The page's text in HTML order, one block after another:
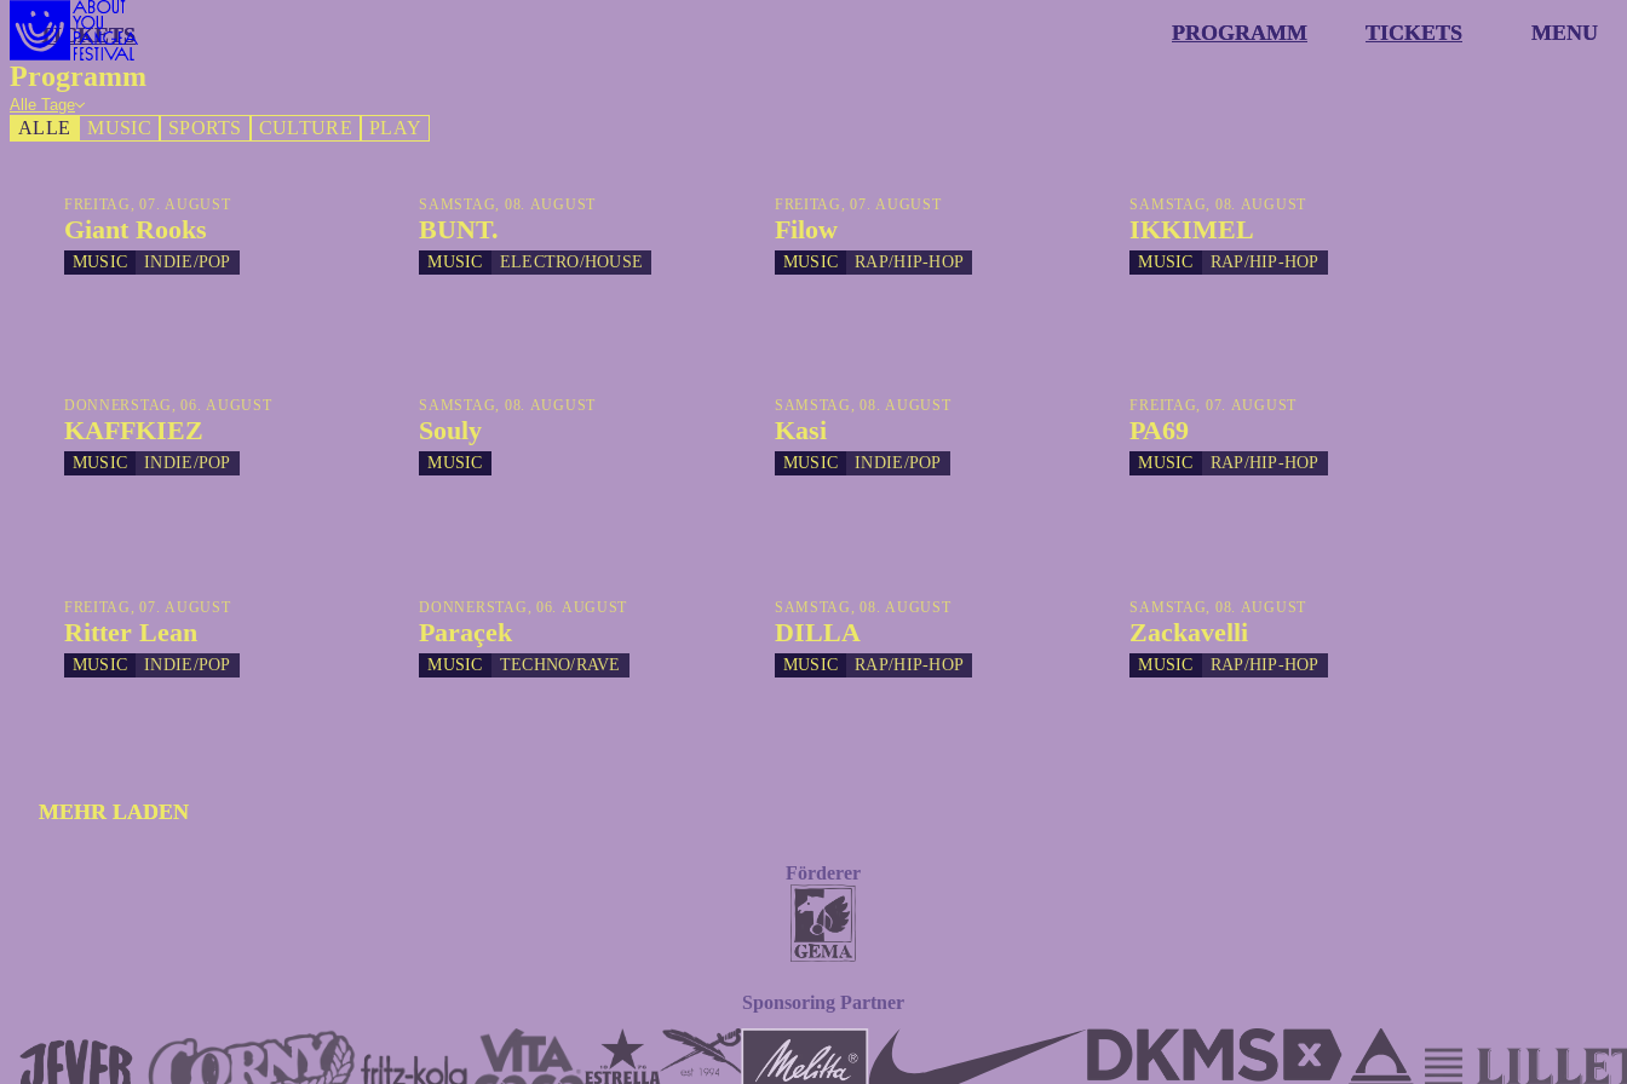
PROGRAMM
PROGRAMM TICKETS
TICKETS MENU
MENU
TICKETS
TICKETS
Programm
Alle Tage
ALLE MUSIC SPORTS CULTURE PLAY
FREITAG, 07. AUGUST
Giant Rooks
MUSIC INDIE/POP
SAMSTAG, 08. AUGUST
BUNT.
MUSIC ELECTRO/HOUSE
FREITAG, 07. AUGUST
Filow
MUSIC RAP/HIP-HOP
SAMSTAG, 08. AUGUST
IKKIMEL
MUSIC RAP/HIP-HOP
DONNERSTAG, 06. AUGUST
KAFFKIEZ
MUSIC INDIE/POP
SAMSTAG, 08. AUGUST
Souly
MUSIC
SAMSTAG, 08. AUGUST
Kasi
MUSIC INDIE/POP
FREITAG, 07. AUGUST
PA69
MUSIC RAP/HIP-HOP
FREITAG, 07. AUGUST
Ritter Lean
MUSIC INDIE/POP
DONNERSTAG, 06. AUGUST
Paraçek
MUSIC TECHNO/RAVE
SAMSTAG, 08. AUGUST
DILLA
MUSIC RAP/HIP-HOP
SAMSTAG, 08. AUGUST
Zackavelli
MUSIC RAP/HIP-HOP
MEHR LADEN
MEHR LADEN
Förderer
Sponsoring Partner